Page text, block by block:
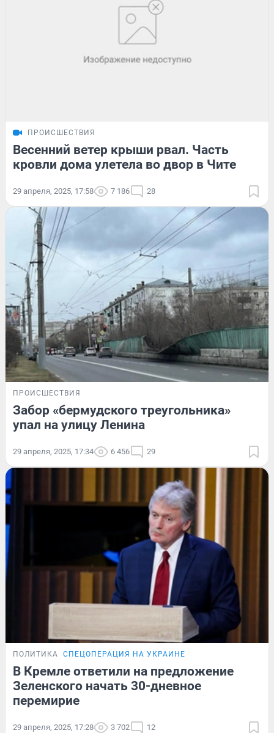
ПРОИСШЕСТВИЯ
Весенний ветер крыши рвал. Часть
кровли дома улетела во двор в Чите
29 апреля, 2025, 17:58 7 186 28
ПРОИСШЕСТВИЯ
Забор «бермудского треугольника»
упал на улицу Ленина
29 апреля, 2025, 17:34 6 456 29
ПОЛИТИКА СПЕЦОПЕРАЦИЯ НА УКРАИНЕ
В Кремле ответили на предложение
Зеленского начать 30-дневное
перемирие
29 апреля, 2025, 17:28 3 702 12